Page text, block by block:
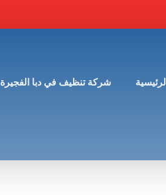
الرئيسية شركة تنظيف في دبا الفجيرة